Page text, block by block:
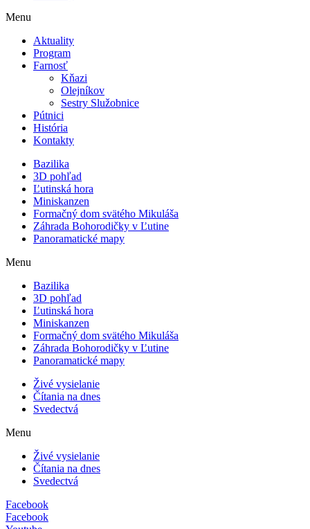
Menu
Aktuality
Program
Farnosť
Kňazi
Olejníkov
Sestry Služobnice
Pútnici
História
Kontakty
Bazilika
3D pohľad
Ľutinská hora
Miniskanzen
Formačný dom svätého Mikuláša
Záhrada Bohorodičky v Ľutine
Panoramatické mapy
Menu
Bazilika
3D pohľad
Ľutinská hora
Miniskanzen
Formačný dom svätého Mikuláša
Záhrada Bohorodičky v Ľutine
Panoramatické mapy
Živé vysielanie
Čítania na dnes
Svedectvá
Menu
Živé vysielanie
Čítania na dnes
Svedectvá
Facebook
Facebook